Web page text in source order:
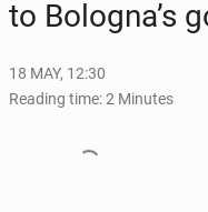
to Bologna’s
18 MAY, 12:30
Reading time: 2 Minutes